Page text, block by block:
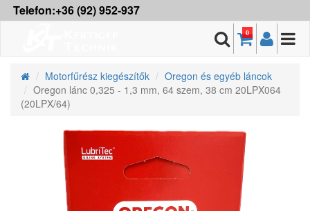
Telefon:+36 (92) 952-937
0
Motorfűrész kiegészítők
Oregon és egyéb láncok
Oregon lánc 0,325 - 1,3 mm, 64 szem, 38 cm 20LPX064
(20LPX/64)